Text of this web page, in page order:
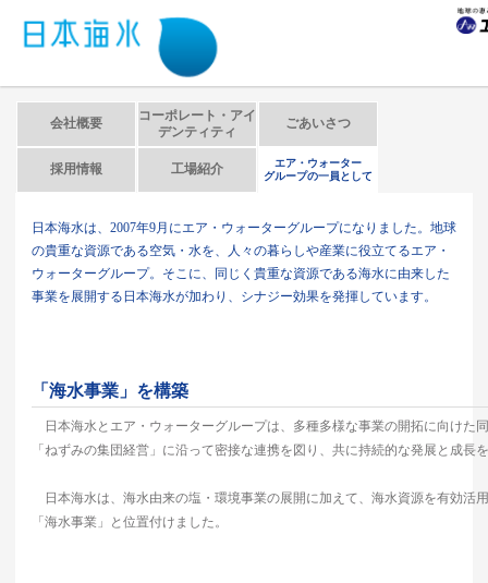
会社概要
コーポレート・アイ
デンティティ
ごあいさつ
採用情報 工場紹介
エア・ウォーター
グループの一員として
日本海水は、2007年9月にエア・ウォーターグループになりました。地球
の貴重な資源である空気・水を、人々の暮らしや産業に役立てるエア・
ウォーターグループ。そこに、同じく貴重な資源である海水に由来した
事業を展開する日本海水が加わり、シナジー効果を発揮しています。
「海水事業」を構築
日本海水とエア・ウォーターグループは、多種多様な事業の開拓に向けた
「ねずみの集団経営」に沿って密接な連携を図り、共に持続的な発展と成長
日本海水は、海水由来の塩・環境事業の展開に加えて、海水資源を有効活
「海水事業」と位置付けました。